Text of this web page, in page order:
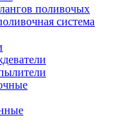
поливочых
система